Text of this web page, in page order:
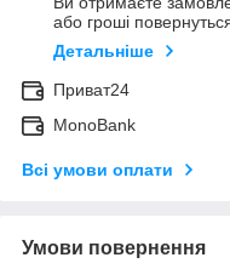
або гроші
Детальніше
Приват24
MonoBank
Всі умови оплати
Умови повернення